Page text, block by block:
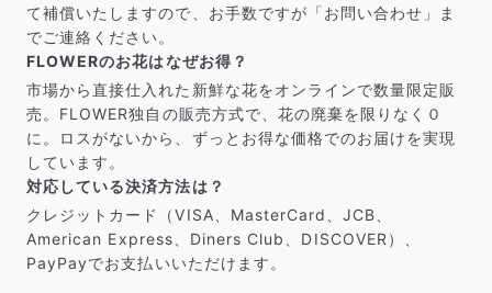
て補償いたしますので、お手数ですが「お問い合わせ」ま
でご連絡ください。
FLOWERのお花はなぜお得？
市場から直接仕入れた新鮮な花をオンラインで数量限定販
売。FLOWER独自の販売方式で、花の廃棄を限りなく０
に。ロスがないから、ずっとお得な価格でのお届けを実現
しています。
対応している決済方法は？
クレジットカード（VISA、MasterCard、JCB、
American Express、Diners Club、DISCOVER）、
PayPayでお支払いいただけます。